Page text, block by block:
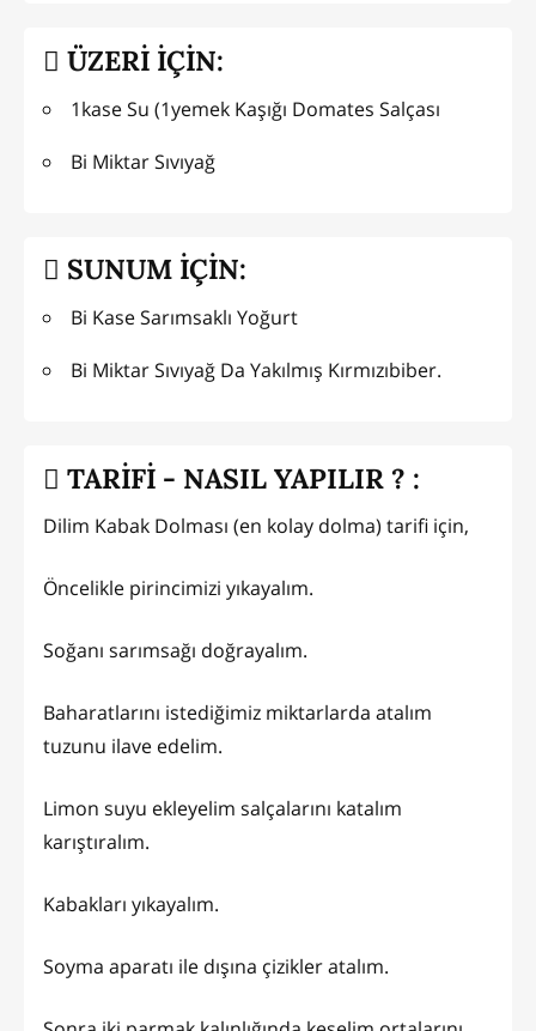
ÜZERİ İÇİN:
1kase Su (1yemek Kaşığı Domates Salçası
Bi Miktar Sıvıyağ
SUNUM İÇİN:
Bi Kase Sarımsaklı Yoğurt
Bi Miktar Sıvıyağ Da Yakılmış Kırmızıbiber.
TARİFİ - NASIL YAPILIR ? :
Dilim Kabak Dolması (en kolay dolma) tarifi için,
Öncelikle pirincimizi yıkayalım.
Soğanı sarımsağı doğrayalım.
Baharatlarını istediğimiz miktarlarda atalım
tuzunu ilave edelim.
Limon suyu ekleyelim salçalarını katalım
karıştıralım.
Kabakları yıkayalım.
Soyma aparatı ile dışına çizikler atalım.